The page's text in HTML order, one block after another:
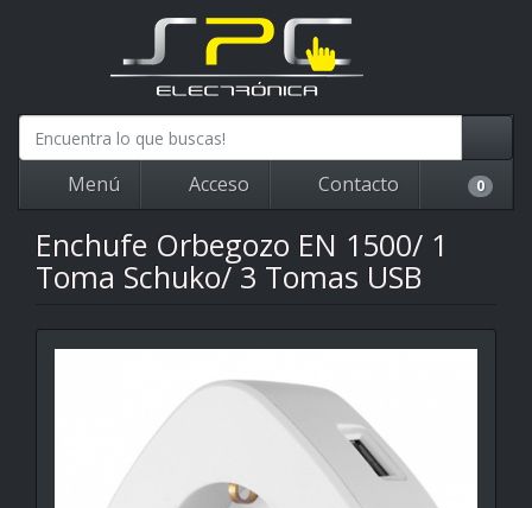
Menú Acceso Contacto 0
Enchufe Orbegozo EN 1500/ 1
Toma Schuko/ 3 Tomas USB